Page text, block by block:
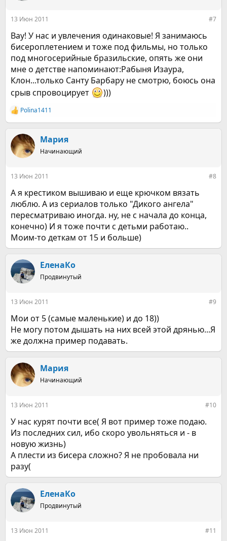
13 Июн 2011 #7
Вау! У нас и увлечения одинаковые! Я занимаюсь
бисероплетением и тоже под фильмы, но только
под многосерийные бразильские, опять же они
мне о детстве напоминают:Рабыня Изаура,
Клон...только Санту Барбару не смотрю, боюсь она
срыв спровоцирует
)))
Р
е
к
ц
и
Polina1411
Мария
Начинающий
13 Июн 2011 #8
А я крестиком вышиваю и еще крючком вязать
люблю. А из сериалов только "Дикого ангела"
пересматриваю иногда. ну, не с начала до конца,
конечно) И я тоже почти с детьми работаю..
Моим-то деткам от 15 и больше)
ЕленаКо
Продвинутый
13 Июн 2011 #9
Мои от 5 (самые маленькие) и до 18))
Не могу потом дышать на них всей этой дрянью...Я
же должна пример подавать.
Мария
Начинающий
13 Июн 2011 #10
У нас курят почти все( Я вот пример тоже подаю.
Из последних сил, ибо скоро увольняться и - в
новую жизнь)
А плести из бисера сложно? Я не пробовала ни
разу(
ЕленаКо
Продвинутый
13 Июн 2011 #11